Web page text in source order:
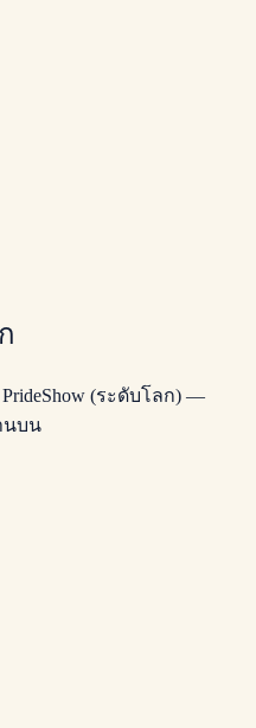
(ระดับโลก) —
นบน